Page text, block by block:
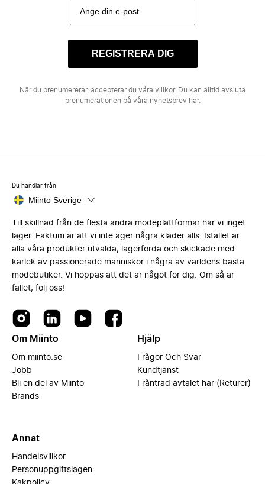
REGISTRERA DIG
När du prenumererar, accepterar du våra villkor. Du kan alltid avsluta
prenumerationen på våra nyhetsbrev här.
Du handlar från
Miinto Sverige
Till skillnad från de flesta andra modeplattformar har vi inget
lager. Faktum är att vi inte äger några kläder alls. Istället är
alla våra produkter utvalda, lagerförda och skickade med
kärlek av passionerade människor i några av världens bästa
modebutiker. Vi hoppas att det är något för dig. Om så är
fallet, följ oss!
Om Miinto
Om miinto.se
Jobb
Bli en del av Miinto
Brands
Hjälp
Frågor Och Svar
Kundtjänst
Frånträd avtalet här (Returer)
Annat
Handelsvillkor
Personuppgiftslagen